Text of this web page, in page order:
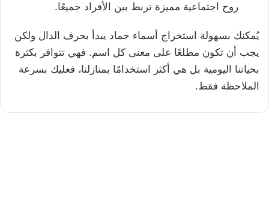
روح اجتماعية مميزة تربط بين الأفراد جميعًا.
يُمكنك بسهولة استخراج أسماء جماد يبدأ بحرف الدال ولكن
يجب أن تكون مطلعًا على معنى كل اسم. فهي تتوافر بكثرة
بحياتنا اليومية بل هي أكثر استخدامًا بمنازلنا، فعليك بسرعة
الملاحظة فقط.